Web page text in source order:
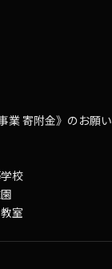
業 寄附金》のお願い
校
室